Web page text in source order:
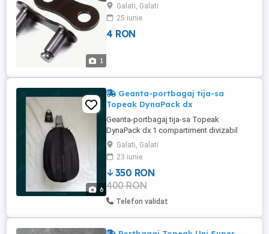
1
Galati, Galati
25 iunie
4 RON
6
Geanta-portbagaj tija-sa
Topeak DynaPack dx
Geanta-portbagaj tija-sa Topeak
DynaPack dx 1 compartiment divizabil
Volum 9,7 L cu max 4.5Kg Exterior dur
protectie spuma Prindere tija-sa rapida
Quck Click 7 Material 400 Denier Husa
ploaie Culoare: neagra cu elemente
reflectorizante Greutate: 720 gr Geanta
este foarte putin utilizata ,are toate
accesoriile ...
Galati, Galati
23 iunie
350 RON
400 RON
Telefon validat